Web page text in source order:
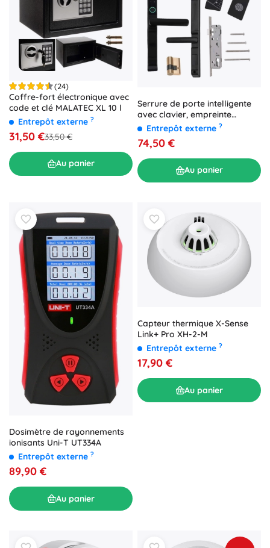
(24)
Coffre-fort électronique avec
code et clé MALATEC XL 10 l
Entrepôt externe ?
31,50 €33,50 €
Au panier
Serrure de porte intelligente
avec clavier, empreinte
digitale et carte
Entrepôt externe ?
74,50 €
Au panier
Dosimètre de rayonnements
ionisants Uni-T UT334A
Entrepôt externe ?
89,90 €
Au panier
Capteur thermique X-Sense
Link+ Pro XH-2-M
Entrepôt externe ?
17,90 €
Au panier